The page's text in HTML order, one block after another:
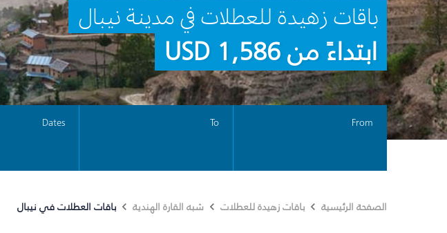
باقات زهيدة للعطلات في مدينة نيبال
ابتداءً من 1,586 USD
From
To
Dates
الصفحة الرئيسية باقات زهيدة للعطلات شبه القارة الهندية باقات العطلات في نيبال